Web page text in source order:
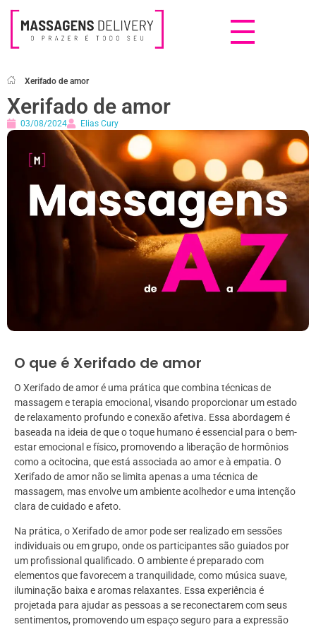
Xerifado de amor
Xerifado de amor
03/08/2024 Elias Cury
O que é Xerifado de amor
O Xerifado de amor é uma prática que combina técnicas de
massagem e terapia emocional, visando proporcionar um estado
de relaxamento profundo e conexão afetiva. Essa abordagem é
baseada na ideia de que o toque humano é essencial para o bem-
estar emocional e físico, promovendo a liberação de hormônios
como a ocitocina, que está associada ao amor e à empatia. O
Xerifado de amor não se limita apenas a uma técnica de
massagem, mas envolve um ambiente acolhedor e uma intenção
clara de cuidado e afeto.
Na prática, o Xerifado de amor pode ser realizado em sessões
individuais ou em grupo, onde os participantes são guiados por
um profissional qualificado. O ambiente é preparado com
elementos que favorecem a tranquilidade, como música suave,
iluminação baixa e aromas relaxantes. Essa experiência é
projetada para ajudar as pessoas a se reconectarem com seus
sentimentos, promovendo um espaço seguro para a expressão